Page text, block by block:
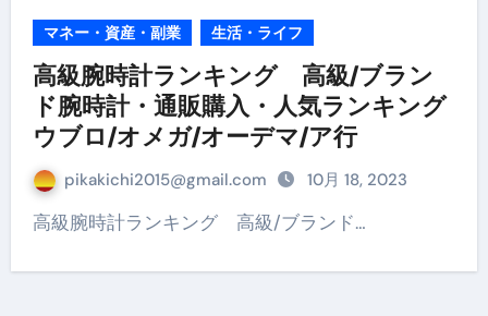
マネー・資産・副業 生活・ライフ
高級腕時計ランキング 高級/ブラン
ド腕時計・通販購入・人気ランキング
ウブロ/オメガ/オーデマ/ア行
pikakichi2015@gmail.com 10月 18, 2023
高級腕時計ランキング 高級/ブランド…